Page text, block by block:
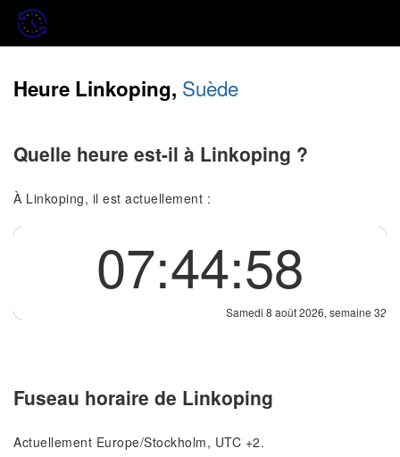
Heure Linkoping, Suède
Quelle heure est-il à Linkoping ?
À Linkoping, il est actuellement :
07:44:58
Samedi 8 août 2026, semaine 32
Fuseau horaire de Linkoping
Actuellement Europe/Stockholm, UTC +2.